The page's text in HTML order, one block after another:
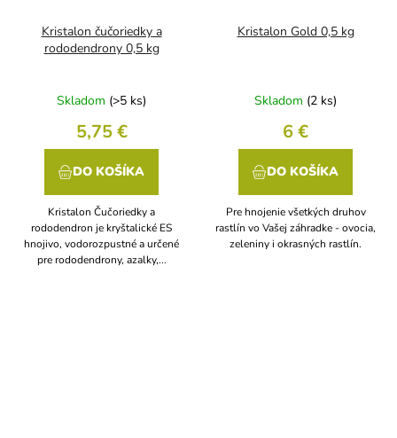
Kristalon čučoriedky a
rododendrony 0,5 kg
Skladom (>5 ks)
5,75 €
DO KOŠÍKA
Kristalon Čučoriedky a
rododendron je kryštalické ES
hnojivo, vodorozpustné a určené
pre rododendrony, azalky,...
Kristalon Gold 0,5 kg
Skladom (2 ks)
6 €
DO KOŠÍKA
Pre hnojenie všetkých druhov
rastlín vo Vašej záhradke - ovocia,
zeleniny i okrasných rastlín.